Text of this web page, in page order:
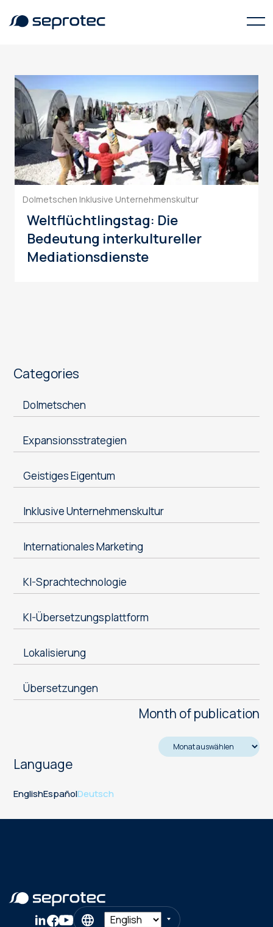
Kulturmittlung
Dolmetschen Inklusive Unternehmenskultur
Weltflüchtlingstag: Die
Bedeutung interkultureller
Mediationsdienste
Categories
Dolmetschen
Expansionsstrategien
Geistiges Eigentum
Inklusive Unternehmenskultur
Internationales Marketing
KI-Sprachtechnologie
KI-Übersetzungsplattform
Lokalisierung
Übersetzungen
Month of publication
Language
EnglishEspañolDeutsch